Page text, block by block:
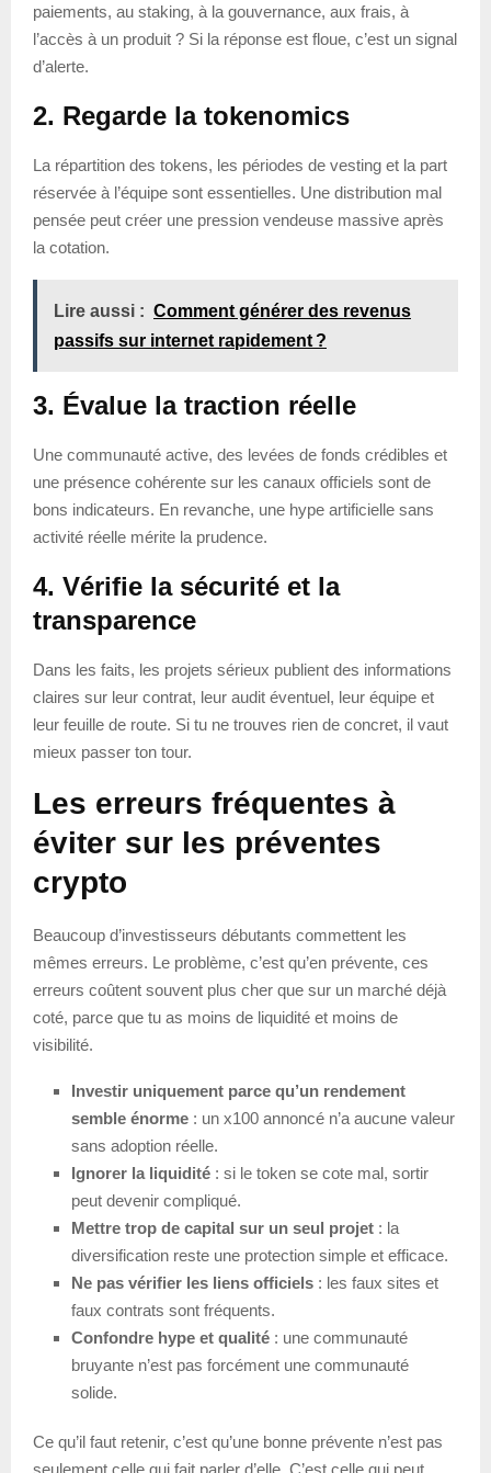
paiements, au staking, à la gouvernance, aux frais, à
l’accès à un produit ? Si la réponse est floue, c’est un signal
d’alerte.
2. Regarde la tokenomics
La répartition des tokens, les périodes de vesting et la part
réservée à l’équipe sont essentielles. Une distribution mal
pensée peut créer une pression vendeuse massive après
la cotation.
Lire aussi : Comment générer des revenus
passifs sur internet rapidement ?
3. Évalue la traction réelle
Une communauté active, des levées de fonds crédibles et
une présence cohérente sur les canaux officiels sont de
bons indicateurs. En revanche, une hype artificielle sans
activité réelle mérite la prudence.
4. Vérifie la sécurité et la
transparence
Dans les faits, les projets sérieux publient des informations
claires sur leur contrat, leur audit éventuel, leur équipe et
leur feuille de route. Si tu ne trouves rien de concret, il vaut
mieux passer ton tour.
Les erreurs fréquentes à
éviter sur les préventes
crypto
Beaucoup d’investisseurs débutants commettent les
mêmes erreurs. Le problème, c’est qu’en prévente, ces
erreurs coûtent souvent plus cher que sur un marché déjà
coté, parce que tu as moins de liquidité et moins de
visibilité.
Investir uniquement parce qu’un rendement
semble énorme : un x100 annoncé n’a aucune valeur
sans adoption réelle.
Ignorer la liquidité : si le token se cote mal, sortir
peut devenir compliqué.
Mettre trop de capital sur un seul projet : la
diversification reste une protection simple et efficace.
Ne pas vérifier les liens officiels : les faux sites et
faux contrats sont fréquents.
Confondre hype et qualité : une communauté
bruyante n’est pas forcément une communauté
solide.
Ce qu’il faut retenir, c’est qu’une bonne prévente n’est pas
seulement celle qui fait parler d’elle. C’est celle qui peut